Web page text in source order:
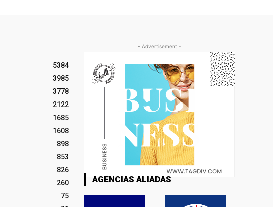
5384
3985
3778
2122
1685
1608
898
853
826
260
75
- Advertisement -
AGENCIAS ALIADAS